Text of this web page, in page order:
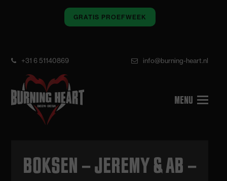
GRATIS PROEFWEEK
+31 6 51140869 info@burning-heart.nl
BOKSEN – JEREMY & AB –